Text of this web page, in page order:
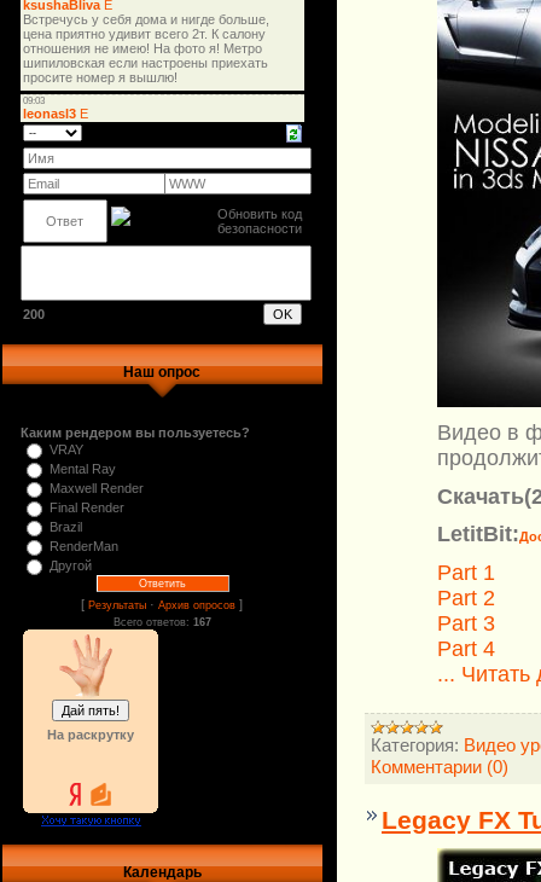
200
Наш опрос
Каким рендером вы пользуетесь?
VRAY
Mental Ray
Maxwell Render
Final Render
Brazil
RenderMan
Другой
[Результаты ·Архив опросов ]
Всего ответов: 167
На раскрутку
Календарь
Видео в
LetitBit:
Part 1
Part 2
Part 3
Part 4
... Читать
Категория: Видео
Комментарии (0)
Legacy FX